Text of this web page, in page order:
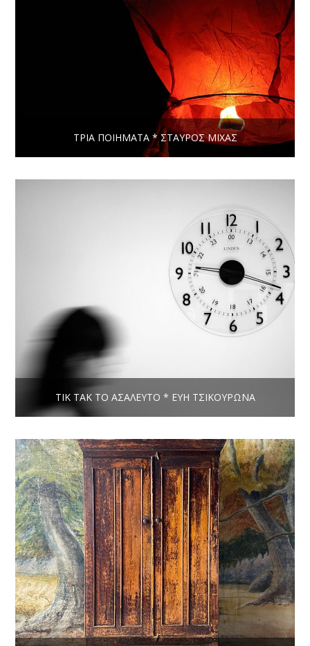
ΤΡΊΑ ΠΟΙΉΜΑΤΑ * ΣΤΑΎΡΟΣ ΜΊΧΑΣ
ΤΙΚ ΤΑΚ ΤΟ ΑΣΆΛΕΥΤΟ * ΕΎΗ ΤΣΙΚΟΥΡΏΝΑ